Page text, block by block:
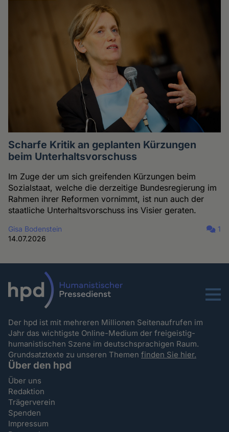
Scharfe Kritik an geplanten Kürzungen
beim Unterhaltsvorschuss
Im Zuge der um sich greifenden Kürzungen beim
Sozialstaat, welche die derzeitige Bundesregierung im
Rahmen ihrer Reformen vornimmt, ist nun auch der
staatliche Unterhaltsvorschuss ins Visier geraten.
Gisa Bodenstein
14.07.2026
1
Menu
Der hpd ist mit mehreren Millionen Seitenaufrufen im
Jahr das wichtigste Online-Medium der freigeistig-
humanistischen Szene im deutschsprachigen Raum.
Grundsatztexte zu unseren Themenfinden Sie hier.
Über den hpd
Über uns
Redaktion
Trägerverein
Spenden
Impressum